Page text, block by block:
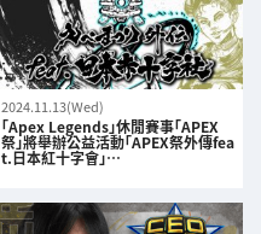
2024.11.13(Wed)
「Apex Legends」休閒賽事「APEX
祭」將舉辦公益活動「APEX祭外傳fea
t.日本紅十字會」…